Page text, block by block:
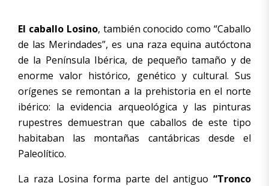
El caballo Losino, también conocido como “Caballo
de las Merindades”, es una raza equina autóctona
de la Península Ibérica, de pequeño tamaño y de
enorme valor histórico, genético y cultural. Sus
orígenes se remontan a la prehistoria en el norte
ibérico: la evidencia arqueológica y las pinturas
rupestres demuestran que caballos de este tipo
habitaban las montañas cantábricas desde el
Paleolítico.
La raza Losina forma parte del antiguo “Tronco